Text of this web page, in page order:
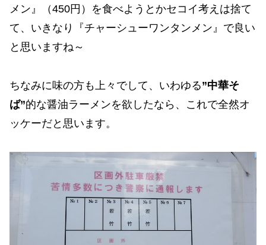
メン』（450円）を食べようとかセコイ考えは捨て
て、いきなり『チャーシューワンタンメン』で良い
と思いますね～
ちなみに味の方も上々でして、いわゆる”中華そ
ば”的な醤油ラーメンを欲したなら、これで全然オ
ッケーだと思います。